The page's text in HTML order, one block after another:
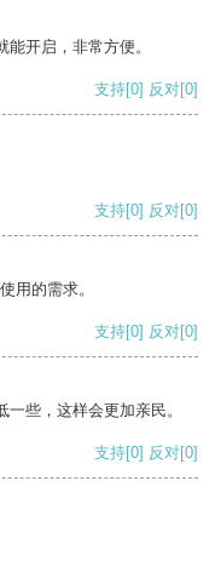
开启，非常方便。
支持[0] 反对[0]
支持[0] 反对[0]
用的需求。
支持[0] 反对[0]
些，这样会更加亲民。
支持[0] 反对[0]